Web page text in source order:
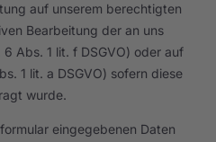
auf unserem berechtigten
Bearbeitung der an uns
Abs. 1 lit. f DSGVO) oder auf
1 lit. a DSGVO) sofern diese
wurde.
eingegebenen Daten